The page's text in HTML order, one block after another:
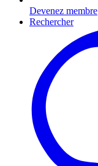
Devenez membre
Rechercher